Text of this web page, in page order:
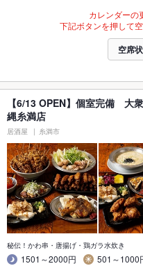
カレンダーの
下記ボタンを押して
空席
【6/13 OPEN】個室完備
縄糸満店
居酒屋 糸満市
秘伝！かわ串・唐揚げ・鶏ガラ水炊き
1501～2000円
501～1000